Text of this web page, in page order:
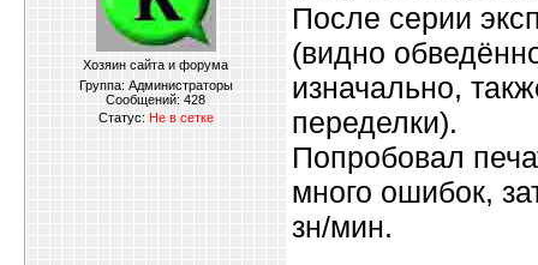
Хозяин сайта и форума
Группа: Администраторы
Сообщений: 428
Статус: Не в сетке
После серии
(видно
изначально,
переделки).
Попробовал
много ошибок,
зн/мин.